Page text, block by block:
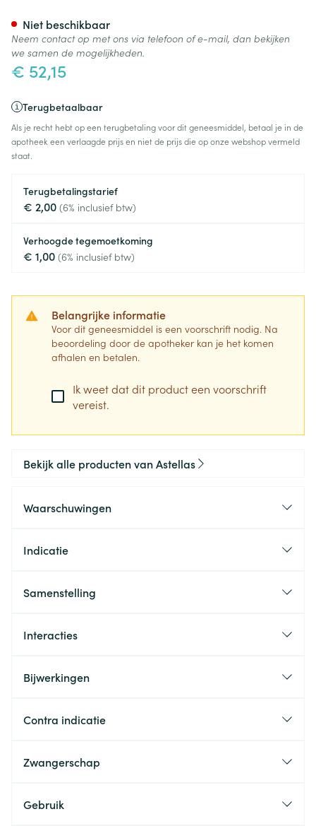
€ 52,15
Terugbetaalbaar
Als je recht hebt op een terugbetaling voor dit geneesmiddel, betaal je in de
apotheek een verlaagde prijs en niet de prijs die op onze webshop vermeld
staat.
Terugbetalingstarief
€ 2,00 (6% inclusief btw)
Verhoogde tegemoetkoming
€ 1,00 (6% inclusief btw)
Belangrijke informatie
Voor dit geneesmiddel is een voorschrift nodig. Na
beoordeling door de apotheker kan je het komen
afhalen en betalen.
Ik weet dat dit product een voorschrift
vereist.
Niet beschikbaar
Neem contact op met ons via telefoon of e-mail, dan bekijken
we samen de mogelijkheden.
Bekijk alle producten van Astellas
Waarschuwingen
Indicatie
Samenstelling
Interacties
Bijwerkingen
Contra indicatie
Zwangerschap
Gebruik